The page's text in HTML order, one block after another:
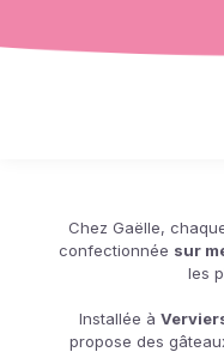
Chez Gaëlle,
confectionnée sur
les
Installée à
propose des